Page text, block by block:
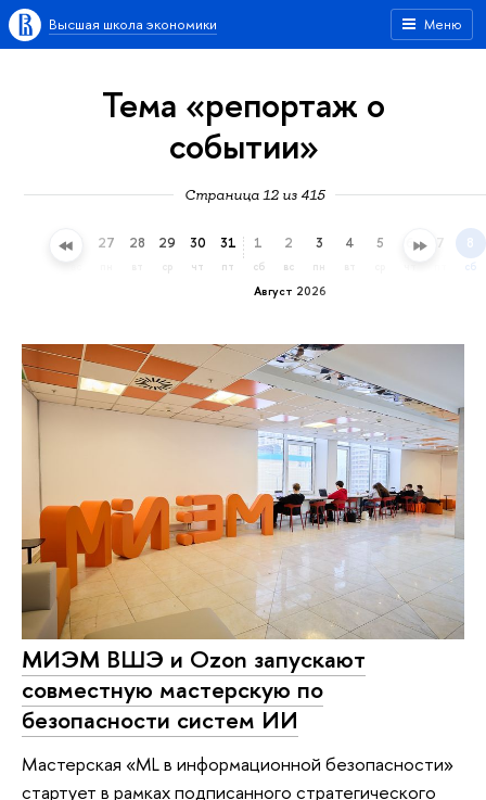
Меню
Высшая школа экономики
Тема «репортаж о
событии»
Страница 12 из 415
26 27 28 29
ср
30
чт
31
пт
Август 2026
1
сб
2
вс
3
пн
4 5 6 7 8
сб
МИЭМ ВШЭ и Ozon запускают
совместную мастерскую по
безопасности систем ИИ
Мастерская «ML в информационной безопасности»
стартует в рамках подписанного стратегического